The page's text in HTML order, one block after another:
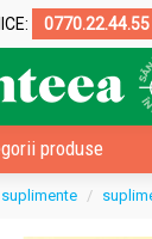
0770.22.44.55
produse
suplimente